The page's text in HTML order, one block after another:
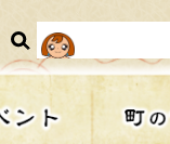
ト
内
検